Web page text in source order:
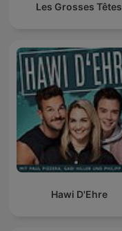
Les Grosses Têtes
Hawi D'Ehre